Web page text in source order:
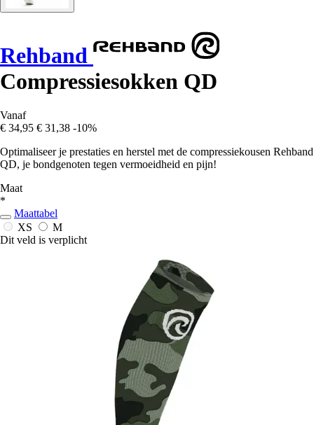
Rehband
Compressiesokken QD
Vanaf
€ 34,95 € 31,38 -10%
Optimaliseer je prestaties en herstel met de compressiekousen Rehband
QD, je bondgenoten tegen vermoeidheid en pijn!
Maat
*
Maattabel
XS
M
Dit veld is verplicht